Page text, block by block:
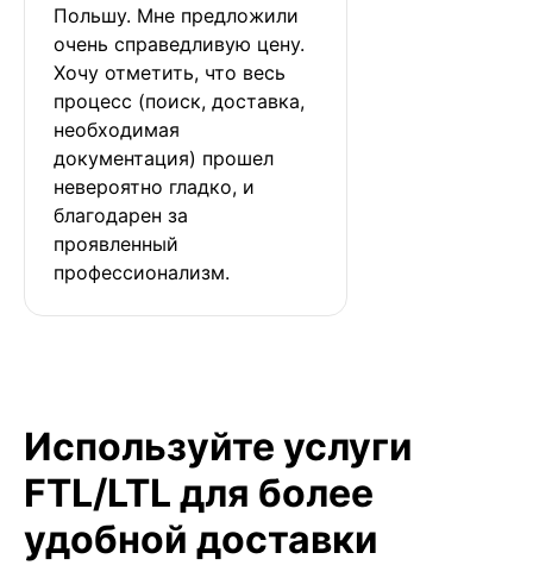
Польшу. Мне предложили
очень справедливую цену.
Хочу отметить, что весь
процесс (поиск, доставка,
необходимая
документация) прошел
невероятно гладко, и
благодарен за
проявленный
профессионализм.
Используйте услуги
FTL/LTL для более
удобной доставки